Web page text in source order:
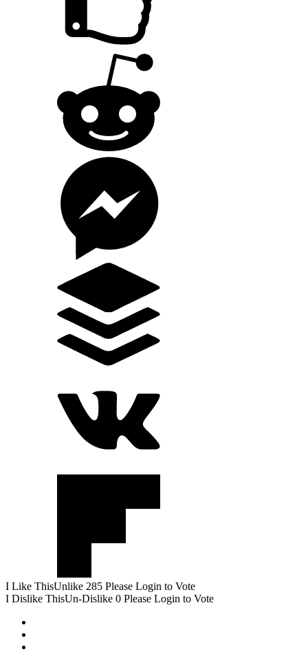
I Like ThisUnlike 285 Please Login to Vote
I Dislike ThisUn-Dislike 0 Please Login to Vote